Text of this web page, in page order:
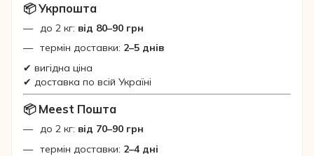
📦 Укрпошта
до 2 кг: від 80–90 грн
термін доставки: 2–5 днів
✔ вигідна ціна
✔ доставка по всій Україні
📦 Meest Пошта
до 2 кг: від 70–90 грн
термін доставки: 2–4 дні